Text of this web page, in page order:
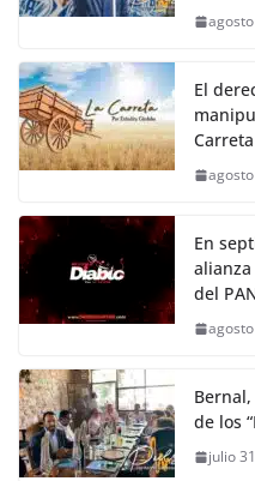
El
Carreta
En
del
de los
julio